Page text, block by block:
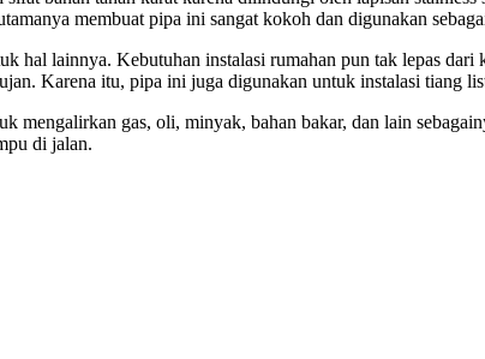
membuat pipa ini sangat kokoh dan digunakan
hal lainnya. Kebutuhan instalasi rumahan pun tak lepas
Karena itu, pipa ini juga digunakan untuk instalasi tiang
mengalirkan gas, oli, minyak, bahan bakar, dan lain
di jalan.